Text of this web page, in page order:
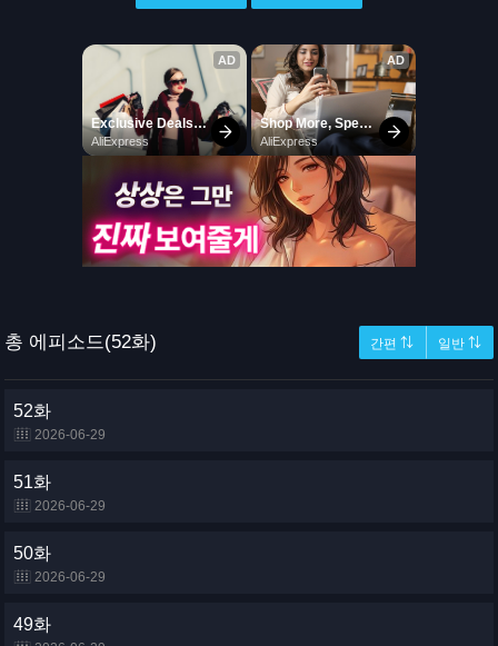
총 에피소드(52화) 간편 ⇅ 일반 ⇅
52화
2026-06-29
51화
2026-06-29
50화
2026-06-29
49화